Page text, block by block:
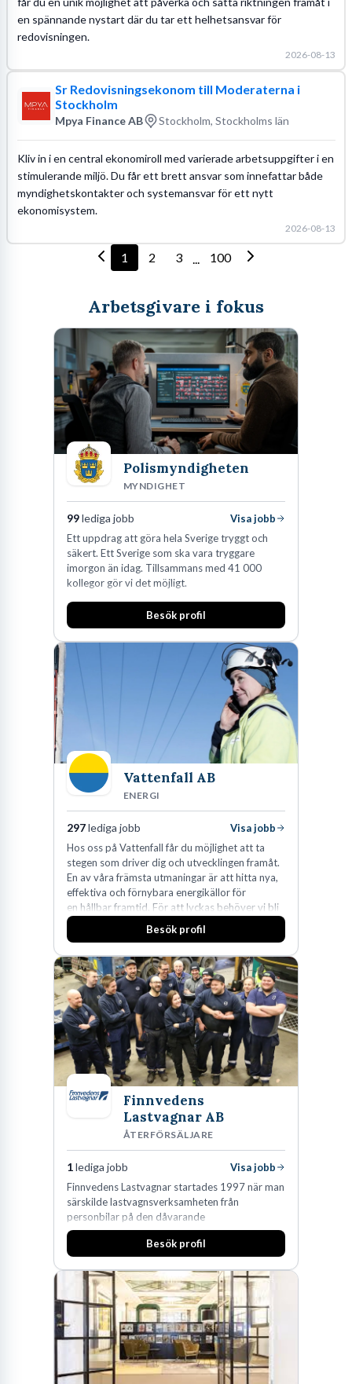
en spännande nystart där du tar ett helhetsansvar för
redovisningen.
2026-08-13
Sr Redovisningsekonom till Moderaterna i
Stockholm
Mpya Finance AB Stockholm, Stockholms län
Kliv in i en central ekonomiroll med varierade arbetsuppgifter i en
stimulerande miljö. Du får ett brett ansvar som innefattar både
myndighetskontakter och systemansvar för ett nytt
ekonomisystem.
2026-08-13
1 2 3 ... 100
Arbetsgivare i fokus
Polismyndigheten
MYNDIGHET
99lediga jobb
Visa jobb
Ett uppdrag att göra hela Sverige tryggt och
säkert. Ett Sverige som ska vara tryggare
imorgon än idag. Tillsammans med 41 000
kollegor gör vi det möjligt.
Besök profil
Vattenfall AB
ENERGI
297lediga jobb
Visa jobb
Hos oss på Vattenfall får du möjlighet att ta
stegen som driver dig och utvecklingen framåt.
En av våra främsta utmaningar är att hitta nya,
effektiva och förnybara energikällor för
en hållbar framtid. För att lyckas behöver vi bli
fler medarbetare som vill göra skillnad.
Besök profil
Finnvedens
Lastvagnar AB
ÅTERFÖRSÄLJARE
1lediga jobb
Visa jobb
Finnvedens Lastvagnar startades 1997 när man
särskilde lastvagnsverksamheten från
personbilar på den dåvarande
huvudanläggningen i Värnamo. Sedan dess har
man expanderat kraftigt genom ett antal
den största privata återförsäljaren av Volvo
Lastvagnar och finns representerade på 20
orter i södra Sverige.
Besök profil